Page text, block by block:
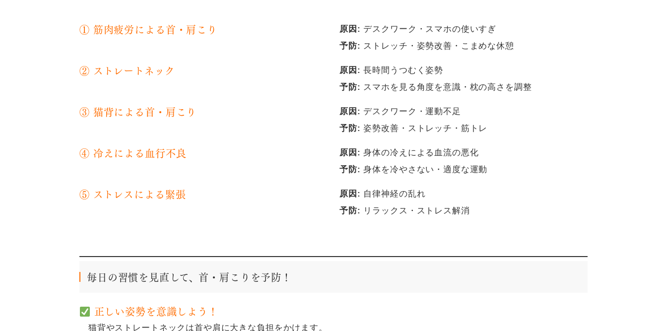
① 筋肉疲労による首・肩こり 原因: デスクワーク・スマホの使いすぎ
予防: ストレッチ・姿勢改善・こまめな休憩
② ストレートネック 原因: 長時間うつむく姿勢
予防: スマホを見る角度を意識・枕の高さを調整
③ 猫背による首・肩こり 原因: デスクワーク・運動不足
予防: 姿勢改善・ストレッチ・筋トレ
④ 冷えによる血行不良 原因: 身体の冷えによる血流の悪化
予防: 身体を冷やさない・適度な運動
⑤ ストレスによる緊張 原因: 自律神経の乱れ
予防:
リラックス・ストレス解消
毎日の習慣を見直して、首・肩こりを予防！
正しい姿勢を意識しよう！
猫背やストレートネックは首や肩に大きな負担をかけます。